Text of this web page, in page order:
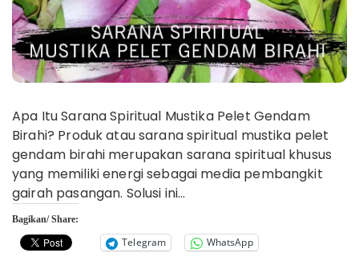
Apa Itu Sarana Spiritual Mustika Pelet Gendam
Birahi? Produk atau sarana spiritual mustika pelet
gendam birahi merupakan sarana spiritual khusus
yang memiliki energi sebagai media pembangkit
gairah pasangan. Solusi ini…
Bagikan/ Share:
Telegram WhatsApp